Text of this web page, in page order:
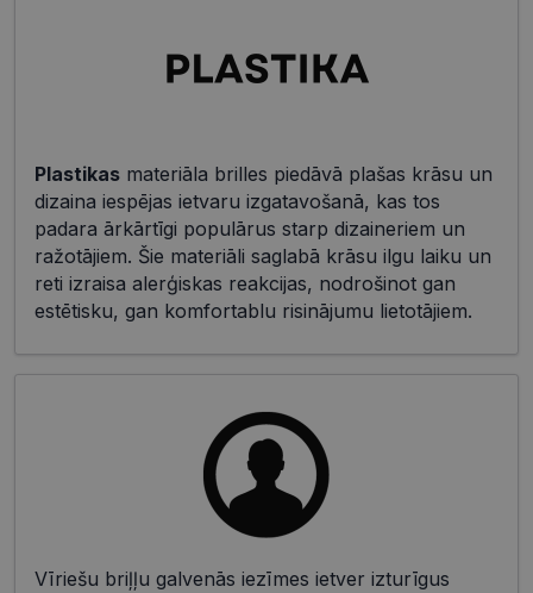
Plastikas materiāla brilles piedāvā plašas krāsu un
dizaina iespējas ietvaru izgatavošanā, kas tos
padara ārkārtīgi populārus starp dizaineriem un
ražotājiem. Šie materiāli saglabā krāsu ilgu laiku un
reti izraisa alerģiskas reakcijas, nodrošinot gan
estētisku, gan komfortablu risinājumu lietotājiem.
Vīriešu briļļu galvenās iezīmes ietver izturīgus